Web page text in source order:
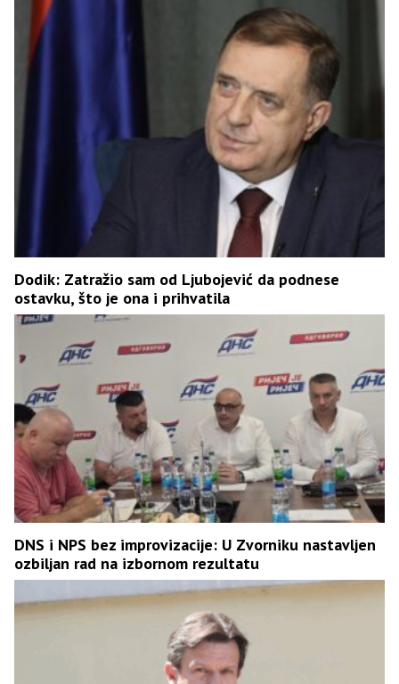
Dodik: Zatražio sam od Ljubojević da podnese
ostavku, što je ona i prihvatila
DNS i NPS bez improvizacije: U Zvorniku nastavljen
ozbiljan rad na izbornom rezultatu